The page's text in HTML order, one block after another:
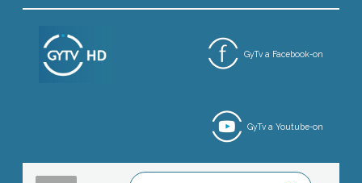
GyTv a Facebook-on
GyTv a Youtube-on